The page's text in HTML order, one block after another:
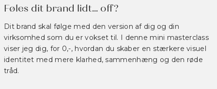
Føles dit brand lidt... off?
Dit brand skal følge med den version af dig og din
virksomhed som du er vokset til. I denne mini masterclass
viser jeg dig, for 0,-, hvordan du skaber en stærkere visuel
identitet med mere klarhed, sammenhæng og den røde
tråd.